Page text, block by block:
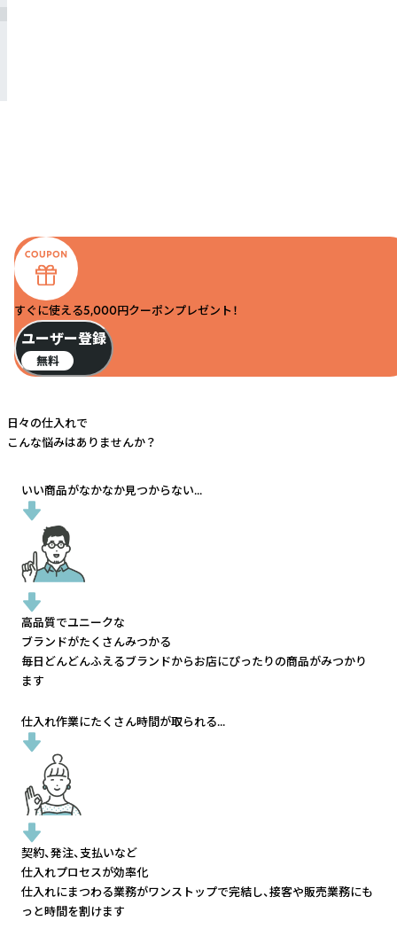
すぐに使える5,000円クーポンプレゼント！
ユーザー登録
無料
日々の仕入れで
こんな悩みはありませんか？
いい商品がなかなか見つからない...
高品質でユニークな
ブランドがたくさんみつかる
毎日どんどんふえるブランドからお店にぴったりの商品がみつかり
ます
仕入れ作業にたくさん時間が取られる...
契約、発注、支払いなど
仕入れプロセスが効率化
仕入れにまつわる業務がワンストップで完結し、接客や販売業務にも
っと時間を割けます